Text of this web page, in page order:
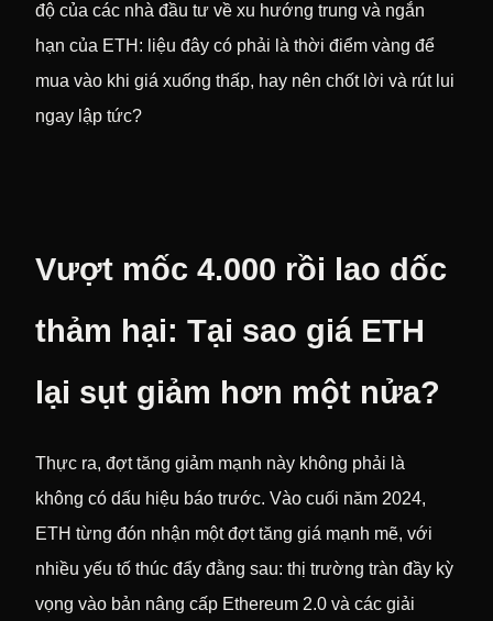
độ của các nhà đầu tư về xu hướng trung và ngắn
hạn của ETH: liệu đây có phải là thời điểm vàng để
mua vào khi giá xuống thấp, hay nên chốt lời và rút lui
ngay lập tức?
Vượt mốc 4.000 rồi lao dốc
thảm hại: Tại sao giá ETH
lại sụt giảm hơn một nửa?
Thực ra, đợt tăng giảm mạnh này không phải là
không có dấu hiệu báo trước. Vào cuối năm 2024,
ETH từng đón nhận một đợt tăng giá mạnh mẽ, với
nhiều yếu tố thúc đẩy đằng sau: thị trường tràn đầy kỳ
vọng vào bản nâng cấp Ethereum 2.0 và các giải